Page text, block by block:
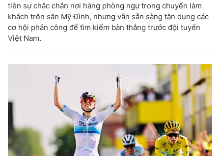
tiên sự chắc chắn nơi hàng phòng ngự trong chuyến làm
khách trên sân Mỹ Đình, nhưng vẫn sẵn sàng tận dụng các
cơ hội phản công để tìm kiếm bàn thắng trước đội tuyển
Việt Nam.